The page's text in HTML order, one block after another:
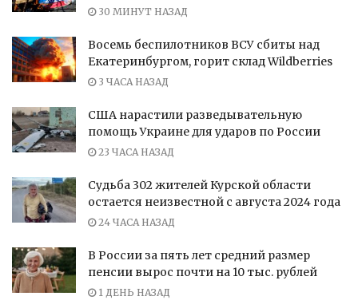
30 МИНУТ НАЗАД
Восемь беспилотников ВСУ сбиты над
Екатеринбургом, горит склад Wildberries
3 ЧАСА НАЗАД
США нарастили разведывательную
помощь Украине для ударов по России
23 ЧАСА НАЗАД
Судьба 302 жителей Курской области
остается неизвестной с августа 2024 года
24 ЧАСА НАЗАД
В России за пять лет средний размер
пенсии вырос почти на 10 тыс. рублей
1 ДЕНЬ НАЗАД